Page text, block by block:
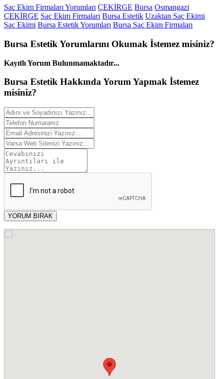
Saç Ekim Firmaları Yorumları ÇEKİRGE Bursa Osmangazi
ÇEKİRGE Saç Ekim Firmaları Bursa Estetik Uzaktan Saç Ekimi
Saç Ekimi Bursa Estetik Yorumları Bursa Saç Ekim Firmaları
Bursa Estetik Yorumlarını Okumak İstemez misiniz?
Kayıtlı Yorum Bulunmamaktadır...
Bursa Estetik HakkındaYorumYapmak İstemez
misiniz?
YORUM BIRAK